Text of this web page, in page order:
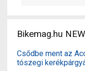
Bikemag.hu
Csődbe ment az
tószegi